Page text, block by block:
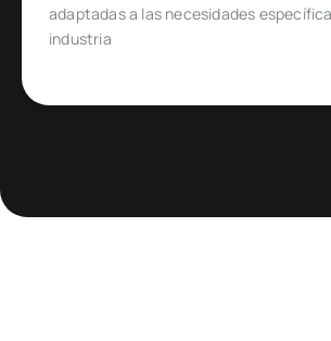
quieren ingresar o expandirse en un
comercio electrónico muy específico